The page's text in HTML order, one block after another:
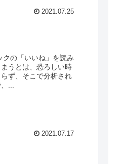
2021.07.25
の「いいね」を読み
うとは、恐ろしい時
ず、そこで分析され
...
2021.07.17